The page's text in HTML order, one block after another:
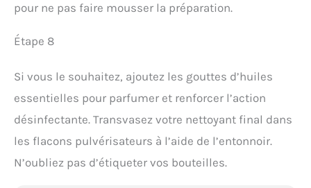
pour ne pas faire mousser la préparation.
Étape 8
Si vous le souhaitez, ajoutez les gouttes d’huiles
essentielles pour parfumer et renforcer l’action
désinfectante. Transvasez votre nettoyant final dans
les flacons pulvérisateurs à l’aide de l’entonnoir.
N’oubliez pas d’étiqueter vos bouteilles.